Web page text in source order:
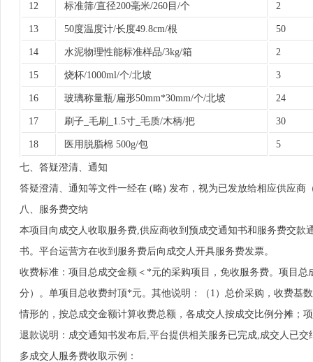
12 标准筛/直径200毫米/260目/个 2
13 50度温度计/长度49.8cm/根 50
14 水泥物理性能标准样品/3kg/箱 2
15 烧杯/1000ml/个/北坡 3
16 玻璃称量瓶/扁形50mm*30mm/个/北坡 24
17 刷子_毛刷_1.5寸_毛质/木柄/把 30
18 医用脱脂棉 500g/包 5
七、答疑澄清、通知
答疑澄清、通知等文件一经在 (略) 发布，视为已发放给相应供应
八、服务费交纳
本项目向成交人收取服务费,供应商收到预成交通知书和服务费交
书。平台运营方在收到服务费后向成交人开具服务费发票。
收费标准：项目总成交金额＜*元的采购项目，免收服务费。项目
分）。单项目总收费封顶*元。其他说明：（1）总价采购，收费基
情形的，按总成交金额计算收费总额，各成交人按成交比例分摊；
退款说明：成交通知书发布后,平台提供相关服务已完成,成交人已交
多成交人服务费收取示例：